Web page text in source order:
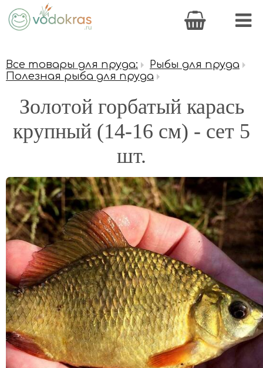
Все товары для пруда:
Рыбы для пруда
Полезная рыба для пруда
Золотой горбатый карась
крупный (14-16 см) - сет 5
шт.